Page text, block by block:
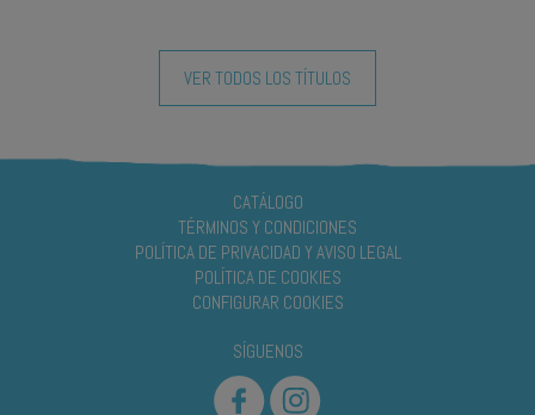
VER TODOS LOS TÍTULOS
CATÁLOGO
TÉRMINOS Y CONDICIONES
POLÍTICA DE PRIVACIDAD Y AVISO LEGAL
POLÍTICA DE COOKIES
CONFIGURAR COOKIES
SÍGUENOS